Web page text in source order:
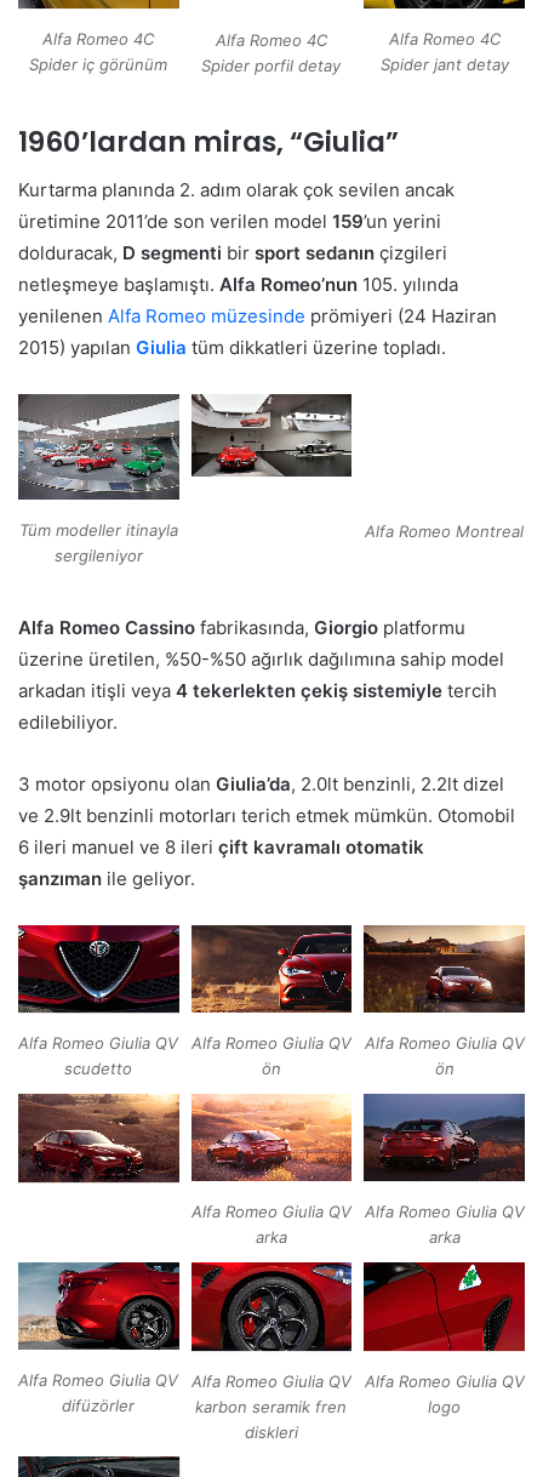
Alfa Romeo 4C
Spider iç görünüm
Alfa Romeo 4C
Spider porfil detay
Alfa Romeo 4C
Spider jant detay
1960’lardan miras, “Giulia”
Kurtarma planında 2. adım olarak çok sevilen ancak
üretimine 2011’de son verilen model 159’un yerini
dolduracak, D segmenti bir sport sedanın çizgileri
netleşmeye başlamıştı. Alfa Romeo’nun 105. yılında
yenilenen Alfa Romeo müzesinde prömiyeri (24 Haziran
2015) yapılan Giulia tüm dikkatleri üzerine topladı.
Tüm modeller itinayla
sergileniyor
Alfa Romeo Montreal
Alfa Romeo Cassino fabrikasında, Giorgio platformu
üzerine üretilen, %50-%50 ağırlık dağılımına sahip model
arkadan itişli veya 4 tekerlekten çekiş sistemiyle tercih
edilebiliyor.
3 motor opsiyonu olan Giulia’da, 2.0lt benzinli, 2.2lt dizel
ve 2.9lt benzinli motorları terich etmek mümkün. Otomobil
6 ileri manuel ve 8 ileri çift kavramalı otomatik
şanzıman ile geliyor.
Alfa Romeo Giulia QV
scudetto
Alfa Romeo Giulia QV
ön
Alfa Romeo Giulia QV
ön
Alfa Romeo Giulia QV
arka
Alfa Romeo Giulia QV
arka
Alfa Romeo Giulia QV
difüzörler
Alfa Romeo Giulia QV
karbon seramik fren
diskleri
Alfa Romeo Giulia QV
logo